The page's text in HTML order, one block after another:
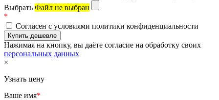
Выбрать Файл не выбран
*
Согласен с условиями политики конфиденциальности
Нажимая на кнопку, вы даёте согласие на обработку своих
персональных данных
×
Узнать цену
Ваше имя*